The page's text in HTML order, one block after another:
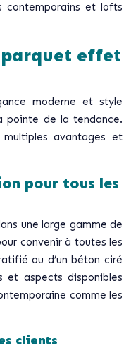
contemporains et lofts
effet
moderne et style
pointe de la tendance.
avantages et
pour tous les
une large gamme de
convenir à toutes les
ou d’un béton ciré
et aspects disponibles
comme les
clients